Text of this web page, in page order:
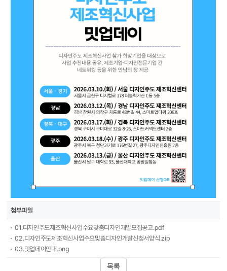
첨부파일
01.디자인주도제조혁신사업수요맞춤디자인개발모집공고.pdf
02.디자인주도제조혁신사업수요맞춤디자인개발신청서양식.zip
03.밋업데이안내.png
목록